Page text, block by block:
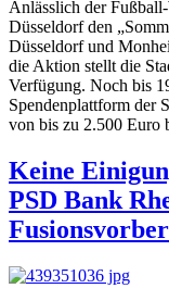
Anlässlich der Fußball-
Düsseldorf den
Düsseldorf und
die Aktion stellt die
Verfügung. Noch bis
Spendenplattform der
von bis zu 2.500 Euro
Keine
PSD Bank